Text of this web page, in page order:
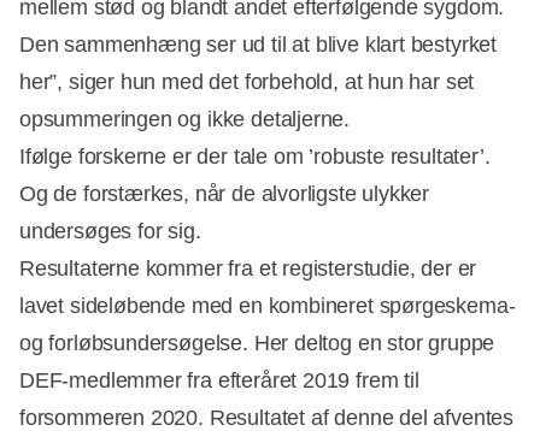
mellem stød og blandt andet efterfølgende sygdom.
Den sammenhæng ser ud til at blive klart bestyrket
her”, siger hun med det forbehold, at hun har set
opsummeringen og ikke detaljerne.
Ifølge forskerne er der tale om ’robuste resultater’.
Og de forstærkes, når de alvorligste ulykker
undersøges for sig.
Resultaterne kommer fra et registerstudie, der er
lavet sideløbende med en kombineret spørgeskema-
og forløbsundersøgelse. Her deltog en stor gruppe
DEF-medlemmer fra efteråret 2019 frem til
forsommeren 2020. Resultatet af denne del afventes